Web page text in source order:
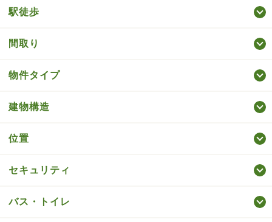
駅徒歩
間取り
物件タイプ
建物構造
位置
セキュリティ
バス・トイレ